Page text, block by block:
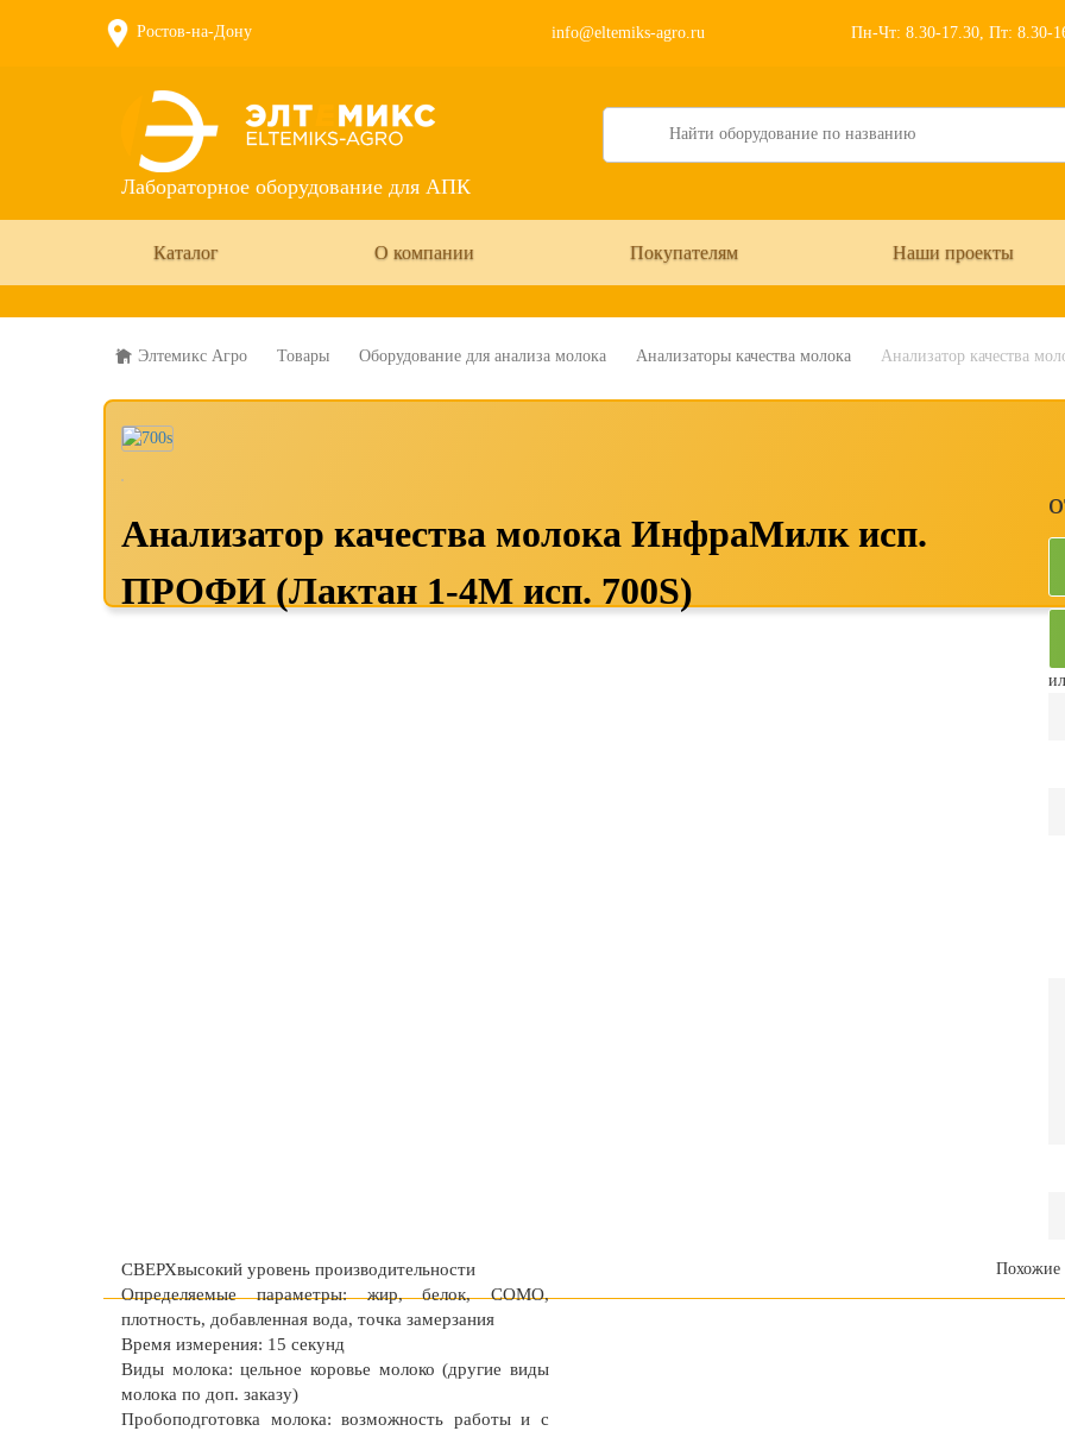
Ростов-на-Дону info@eltemiks-agro.ru Пн-Чт: 8.30-17.30, Пт: 8.30-
Лабораторное оборудование для АПК
Search
Каталог О компании Покупателям Наши проекты
Элтемикс Агро Товары Оборудование для анализа молока Анализаторы качества молока Анализатор качества
Анализатор качества молока ИнфраМилк исп.
ПРОФИ (Лактан 1-4М исп. 700S)
СВЕРХвысокий уровень производительности
Определяемые параметры: жир, белок, СОМО,
плотность, добавленная вода, точка замерзания
Время измерения: 15 секунд
Виды молока: цельное коровье молоко (другие виды
молока по доп. заказу)
Пробоподготовка молока: возможность работы и с
Похожие